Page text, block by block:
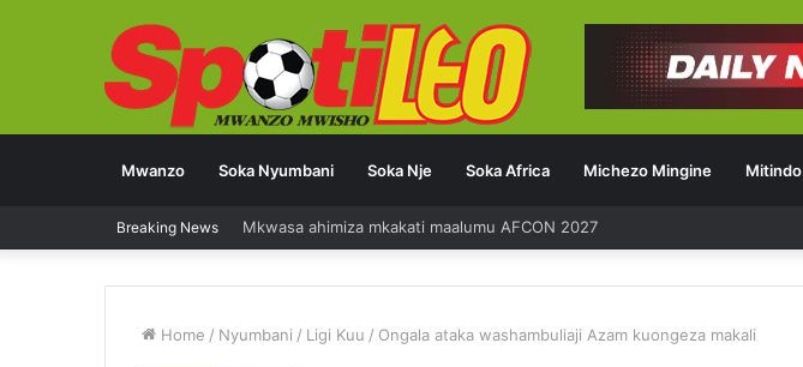
Mwanzo Soka Nyumbani Soka Nje Soka Africa Michezo Mingine Mitindo
Breaking News Mkwasa ahimiza mkakati maalumu AFCON 2027
Home / Nyumbani / Ligi Kuu / Ongala ataka washambuliaji Azam kuongeza makali